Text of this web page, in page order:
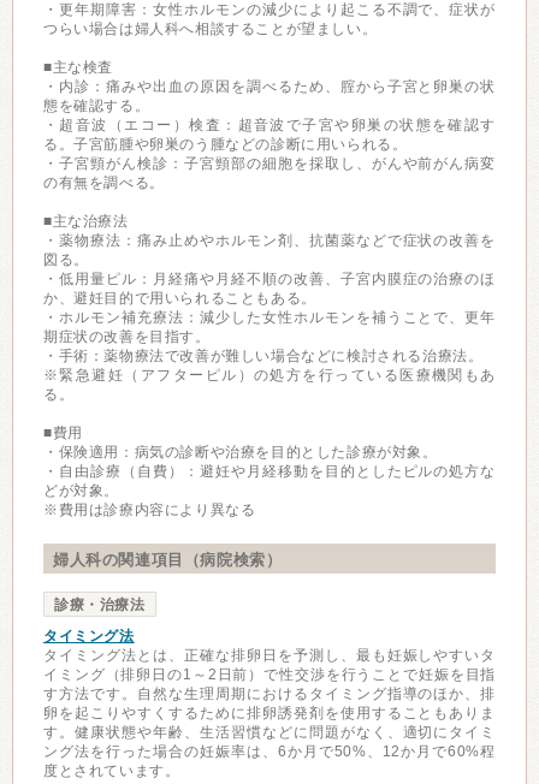
・更年期障害：女性ホルモンの減少により起こる不調で、症状が
つらい場合は婦人科へ相談することが望ましい。
■主な検査
・内診：痛みや出血の原因を調べるため、腟から子宮と卵巣の状
態を確認する。
・超音波（エコー）検査：超音波で子宮や卵巣の状態を確認す
る。子宮筋腫や卵巣のう腫などの診断に用いられる。
・子宮頸がん検診：子宮頸部の細胞を採取し、がんや前がん病変
の有無を調べる。
■主な治療法
・薬物療法：痛み止めやホルモン剤、抗菌薬などで症状の改善を
図る。
・低用量ピル：月経痛や月経不順の改善、子宮内膜症の治療のほ
か、避妊目的で用いられることもある。
・ホルモン補充療法：減少した女性ホルモンを補うことで、更年
期症状の改善を目指す。
・手術：薬物療法で改善が難しい場合などに検討される治療法。
※緊急避妊（アフターピル）の処方を行っている医療機関もあ
る。
■費用
・保険適用：病気の診断や治療を目的とした診療が対象。
・自由診療（自費）：避妊や月経移動を目的としたピルの処方な
どが対象。
※費用は診療内容により異なる
婦人科の関連項目（病院検索）
診療・治療法
タイミング法
タイミング法とは、正確な排卵日を予測し、最も妊娠しやすいタ
イミング（排卵日の1～2日前）で性交渉を行うことで妊娠を目指
す方法です。自然な生理周期におけるタイミング指導のほか、排
卵を起こりやすくするために排卵誘発剤を使用することもありま
す。健康状態や年齢、生活習慣などに問題がなく、適切にタイミ
ング法を行った場合の妊娠率は、6か月で50%、12か月で60%程
度とされています。